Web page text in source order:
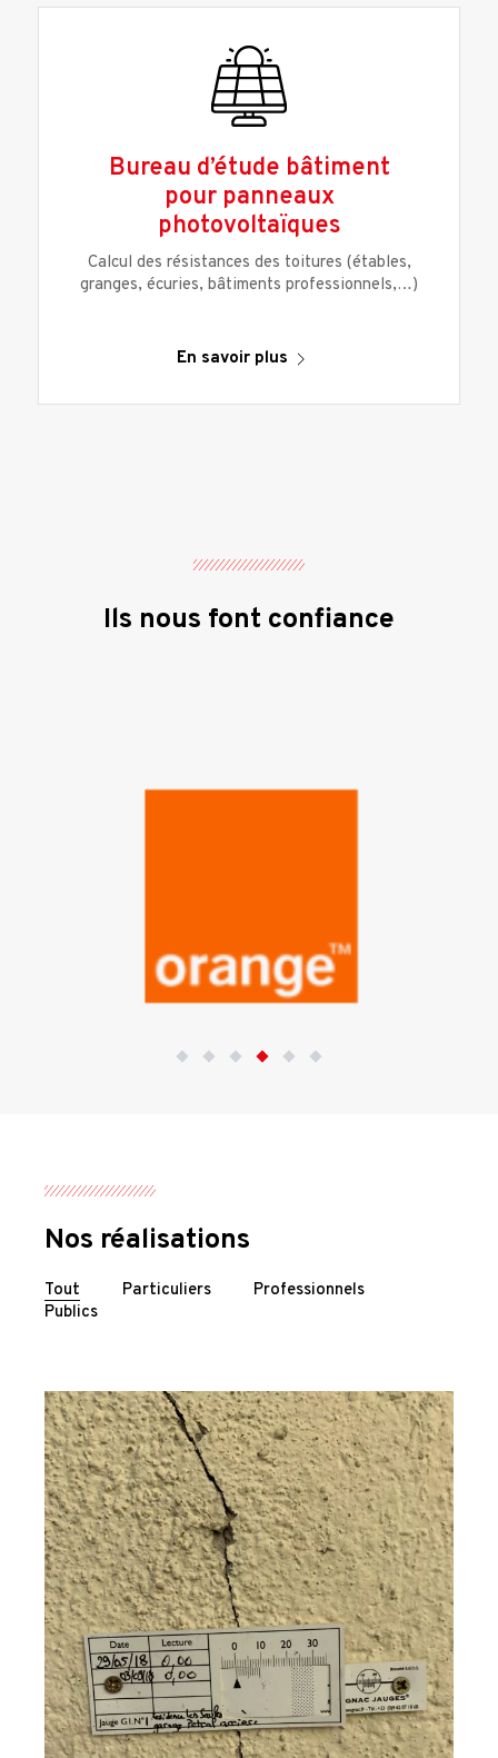
Bureau d’étude bâtiment
pour panneaux
photovoltaïques
Calcul des résistances des toitures (étables,
granges, écuries, bâtiments professionnels,…)
En savoir plus
Ils nous font confiance
Nos réalisations
Tout Particuliers
Professionnels
Publics